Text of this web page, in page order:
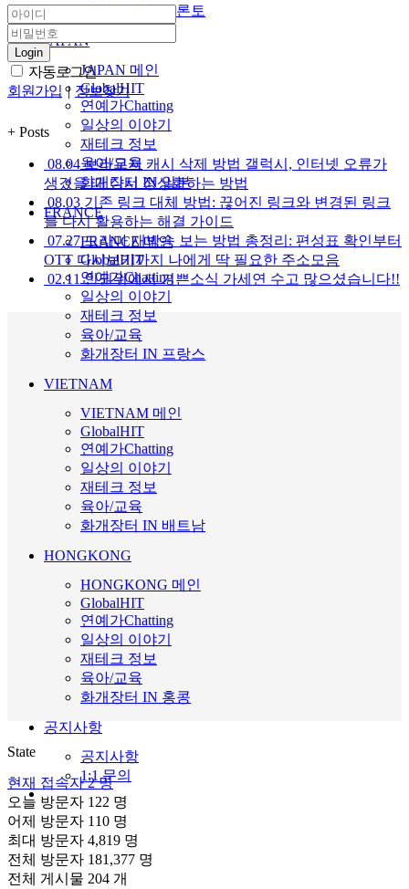
화개장터 IN 토론토
JAPAN
JAPAN 메인
GlobalHIT
연예가Chatting
일상의 이야기
재테크 정보
육아/교육
화개장터 IN 일본
FRANCE
FRANCE 메인
GlobalHIT
연예가Chatting
일상의 이야기
재테크 정보
육아/교육
화개장터 IN 프랑스
VIETNAM
VIETNAM 메인
GlobalHIT
연예가Chatting
일상의 이야기
재테크 정보
육아/교육
화개장터 IN 배트남
HONGKONG
HONGKONG 메인
GlobalHIT
연예가Chatting
일상의 이야기
재테크 정보
육아/교육
화개장터 IN 홍콩
공지사항
공지사항
1:1 문의
Login
자동로그인
회원가입 | 정보찾기
+ Posts
08.04브라우저 캐시 삭제 방법 갤럭시, 인터넷 오류가
생겼을 때 다시 정상화하는 방법
08.03 기존 링크 대체 방법: 끊어진 링크와 변경된 링크
를 다시 활용하는 해결 가이드
07.27드라마 재방송 보는 방법 총정리: 편성표 확인부터
OTT 다시보기까지 나에게 딱 필요한 주소모음
02.11인권위에서 기쁜소식 가세연 수고 많으셨습니다!!
State
현재 접속자2 명
오늘 방문자 122 명
어제 방문자 110 명
최대 방문자 4,819 명
전체 방문자 181,377 명
전체 게시물 204 개